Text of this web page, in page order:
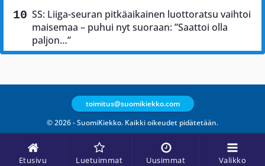
Etusivu Luetuimmat Uusimmat Valikko
SS: Liiga-seuran pitkäaikainen luottoratsu vaihtoi
maisemaa – puhui nyt suoraan: ”Saattoi olla
paljon…”
© 2026 - SuomiKiekko. Kaikki oikeudet pidätetään.
toimitus@suomikiekko.com